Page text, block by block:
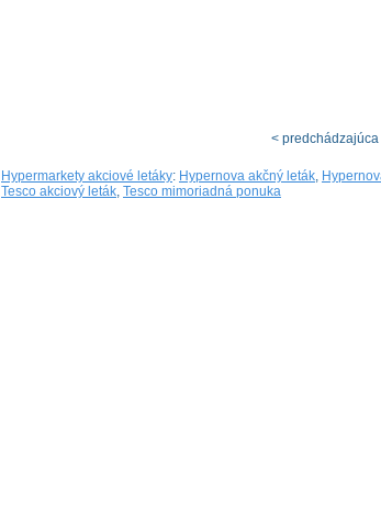
< predchádzajúca
Hypermarkety akciové letáky: Hypernova akčný leták,
Tesco akciový leták, Tesco mimoriadná ponuka